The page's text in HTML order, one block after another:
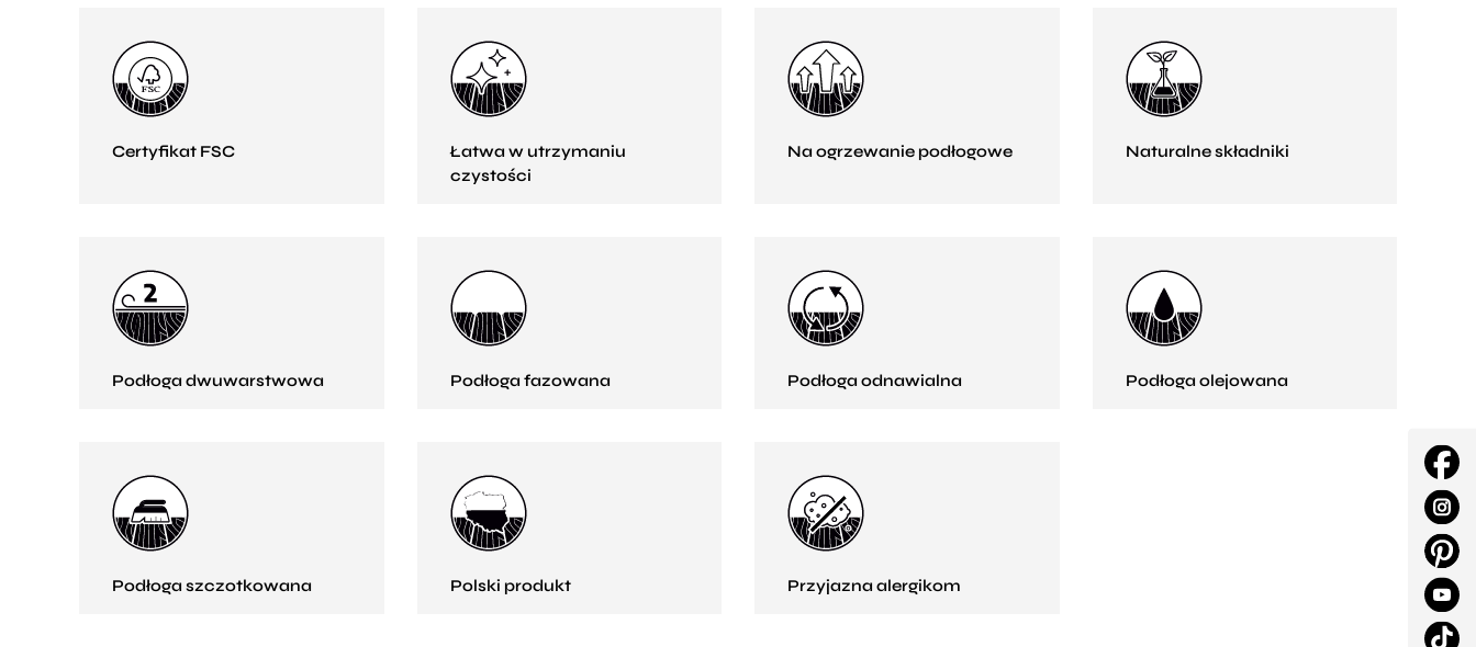
Certyfikat FSC
Łatwa w utrzymaniu
czystości
Na ogrzewanie podłogowe Naturalne składniki
Podłoga dwuwarstwowa Podłoga fazowana Podłoga odnawialna Podłoga olejowana
Podłoga szczotkowana Polski produkt Przyjazna alergikom